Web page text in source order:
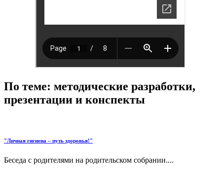
По теме: методические разработки,
презентации и конспекты
"Личная гигиена – путь здоровья!"
Беседа с родителями на родительском собрании....